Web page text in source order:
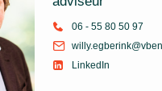
Willy Egberink
adviseur